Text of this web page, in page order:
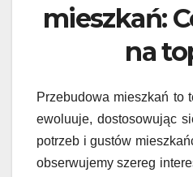
mieszkań:
na
Przebudowa mieszkań to
ewoluuje, dostosowując
potrzeb i gustów
obserwujemy szereg